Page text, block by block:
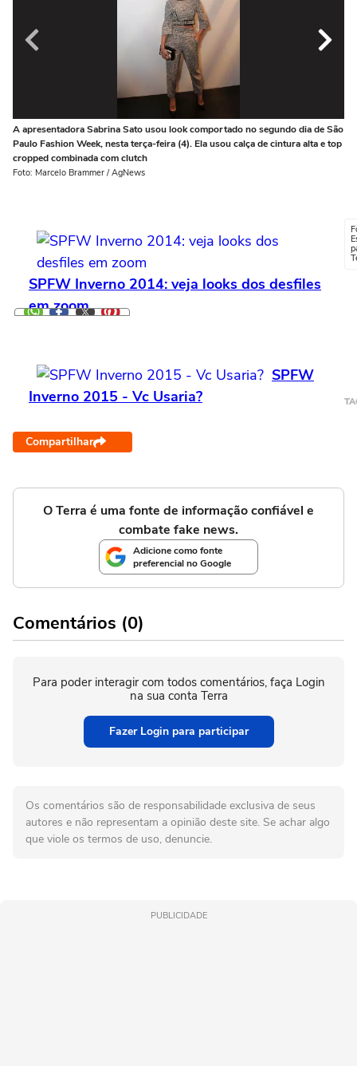
A apresentadora Sabrina Sato usou look comportado no segundo dia de São
Paulo Fashion Week, nesta terça-feira (4). Ela usou calça de cintura alta e top
cropped combinada com clutch
Foto: Marcelo Brammer / AgNews
SPFW Inverno 2014: veja looks dos desfiles
em zoom
SPFW
Inverno 2015 - Vc Usaria?
Compartilhar
O Terra é uma fonte de informação confiável e
combate fake news.
Adicione como fonte
preferencial no Google
Comentários (0)
Para poder interagir com todos comentários, faça Login
na sua conta Terra
Fazer Login para participar
Os comentários são de responsabilidade exclusiva de seus
autores e não representam a opinião deste site. Se achar algo
que viole os termos de uso, denuncie.
PUBLICIDADE